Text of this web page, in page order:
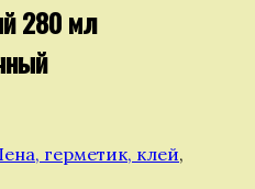
280 мл
герметик, клей,